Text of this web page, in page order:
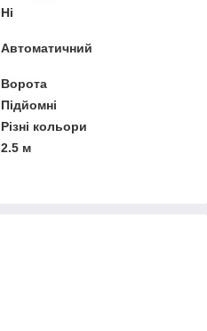
Ні
Автоматичний
Ворота
Підйомні
Різні кольори
2.5 м